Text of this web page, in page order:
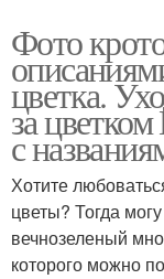
Фото
цветка.
за
с
Хотите
цветы? Тогда
вечнозеленый
которого можно